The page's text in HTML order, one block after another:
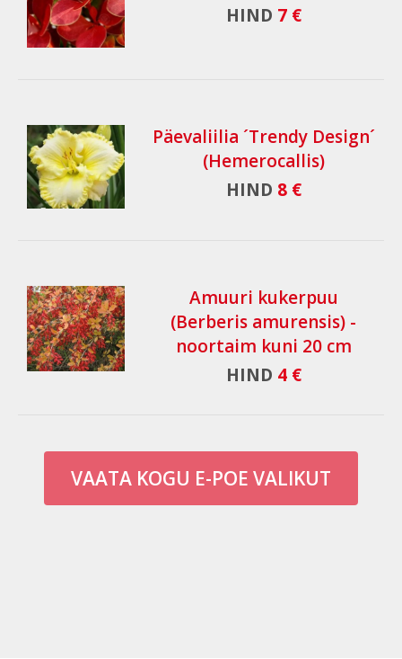
HIND 7 €
Päevaliilia ´Trendy Design´
(Hemerocallis)
HIND 8 €
Amuuri kukerpuu
(Berberis amurensis) -
noortaim kuni 20 cm
HIND 4 €
VAATA KOGU E-POE VALIKUT